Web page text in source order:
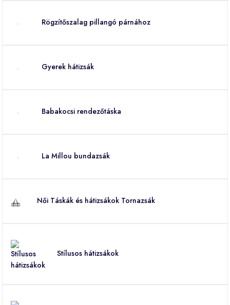
Rögzítőszalag pillangó párnához
Gyerek hátizsák
Babakocsi rendezőtáska
La Millou bundazsák
Női Táskák és hátizsákok Tornazsák
Stílusos hátizsákok